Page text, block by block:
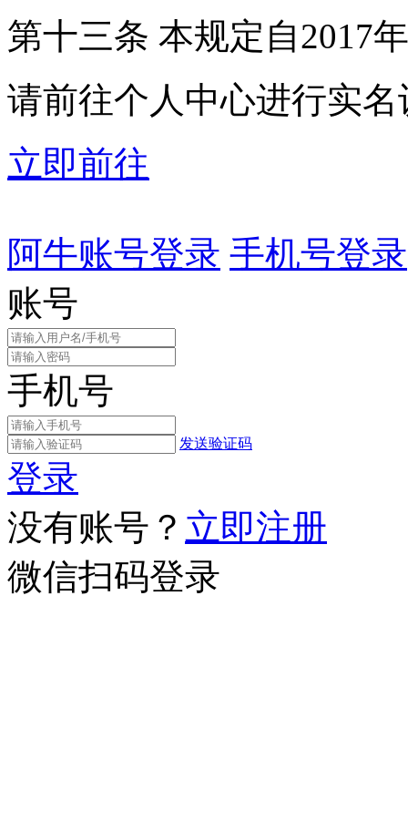
第十三条 本规定自2017
请前往个人中心进行实名
立即前往
阿牛账号登录 手机号登录
账号
手机号
发送验证码
登录
没有账号？ 立即注册
微信扫码登录